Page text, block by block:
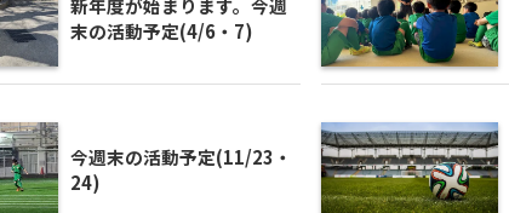
末の活動予定(4/6・7)
今週末の活動予定(11/23・
24)